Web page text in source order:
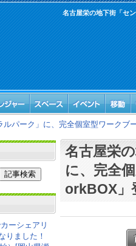
名古屋栄の地下街「セ
パーク」に、完全個室型ワークブ
ーシェアリ
りました！
名古屋栄
に、完全
orkBOX」